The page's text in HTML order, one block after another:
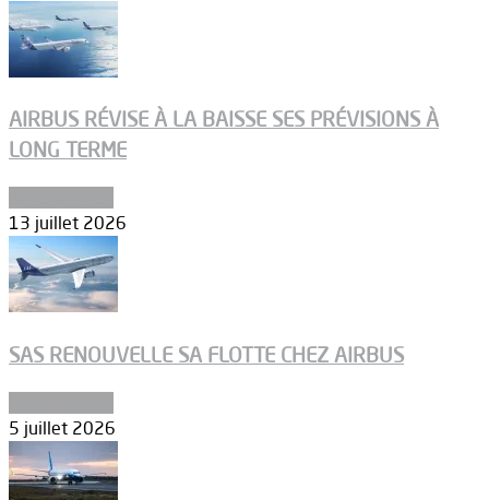
AIRBUS RÉVISE À LA BAISSE SES PRÉVISIONS À
LONG TERME
13 juillet 2026
SAS RENOUVELLE SA FLOTTE CHEZ AIRBUS
5 juillet 2026